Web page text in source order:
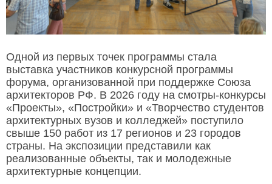
Одной из первых точек программы стала
выставка участников конкурсной программы
форума, организованной при поддержке Союза
архитекторов РФ. В 2026 году на смотры-конкурсы
«Проекты», «Постройки» и «Творчество студентов
архитектурных вузов и колледжей» поступило
свыше 150 работ из 17 регионов и 23 городов
страны. На экспозиции представили как
реализованные объекты, так и молодежные
архитектурные концепции.